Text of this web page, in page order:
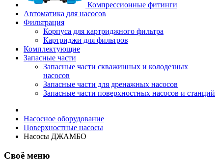
Компрессионные фитинги
Автоматика для насосов
Фильтрация
Корпуса для картриджного фильтра
Картриджи для фильтров
Комплектующие
Запасные части
Запасные части скважинных и колодезных
насосов
Запасные части для дренажных насосов
Запасные части поверхностных насосов и станций
Насосное оборудование
Поверхностные насосы
Насосы ДЖАМБО
Своё меню